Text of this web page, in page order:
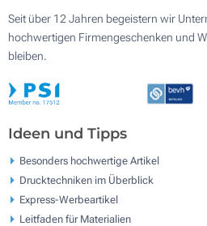
Seit über 12 Jahren begeistern wir
hochwertigen Firmengeschenken und
bleiben.
Ideen und Tipps
Besonders hochwertige Artikel
Drucktechniken im Überblick
Express-Werbeartikel
Leitfaden für Materialien